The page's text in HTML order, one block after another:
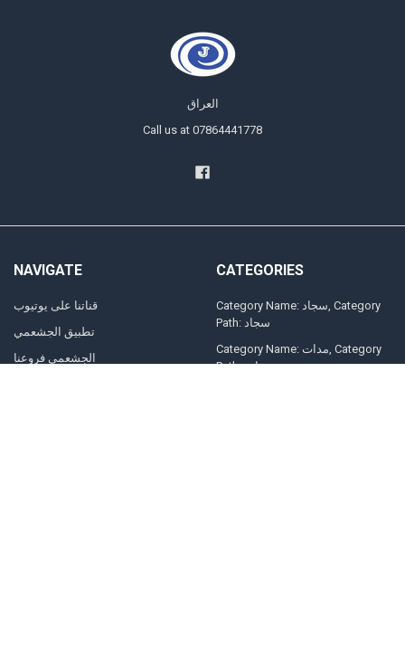
العراق
Call us at 07864441778
NAVIGATE
قناتنا على يوتيوب
تطبيق الجشعمي
الجشعمي فروعنا
CATEGORIES
Category Name: سجاد, Category
Path: سجاد
Category Name: مدات, Category
Path: مدات